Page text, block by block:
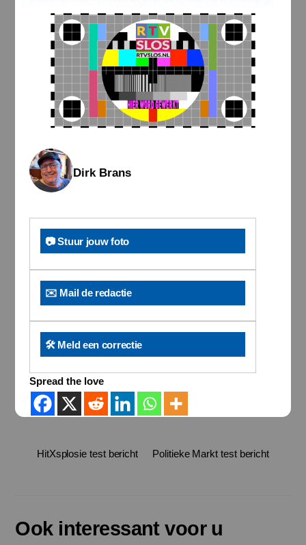
Dirk Brans
📷 Stuur jouw foto
✉️ Mail de redactie
🛠️ Meld een correctie
Spread the love
HitXsplosie test bericht Politieke Markt test bericht
Ook interessant voor u